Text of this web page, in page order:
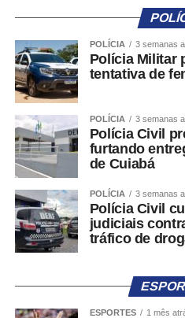
POLÍCIA 3 semanas
Polícia Militar
tentativa de
POLÍCIA 3 semanas
Polícia Civil
furtando
de Cuiabá
POLÍCIA 3 semanas
Polícia Civil
judiciais
tráfico de
ESPORTES 1 mês